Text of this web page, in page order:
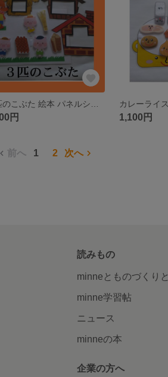
円 1,100円
前へ 1 2 次へ
読みもの
minneとものづくりと
minne学習帖
ニュース
minneの本
企業の方へ